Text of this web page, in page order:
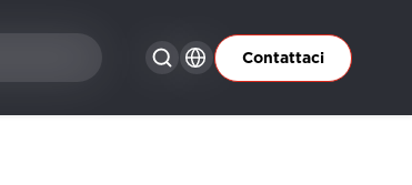
Contattaci